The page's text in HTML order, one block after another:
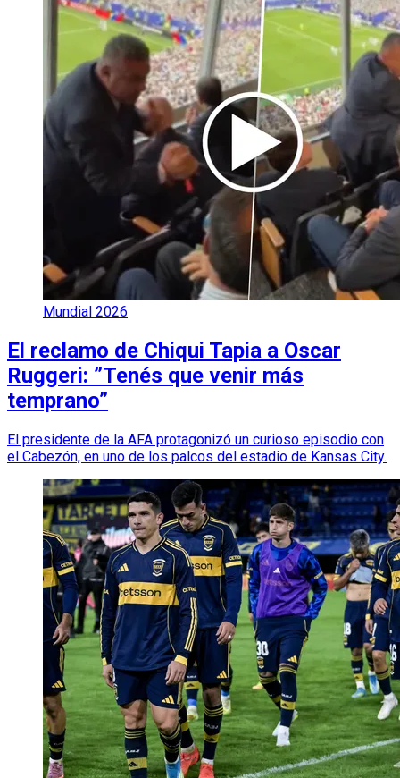
Mundial 2026
El reclamo de Chiqui Tapia a Oscar
Ruggeri: ”Tenés que venir más
temprano”
El presidente de la AFA protagonizó un curioso episodio con
el Cabezón, en uno de los palcos del estadio de Kansas City.